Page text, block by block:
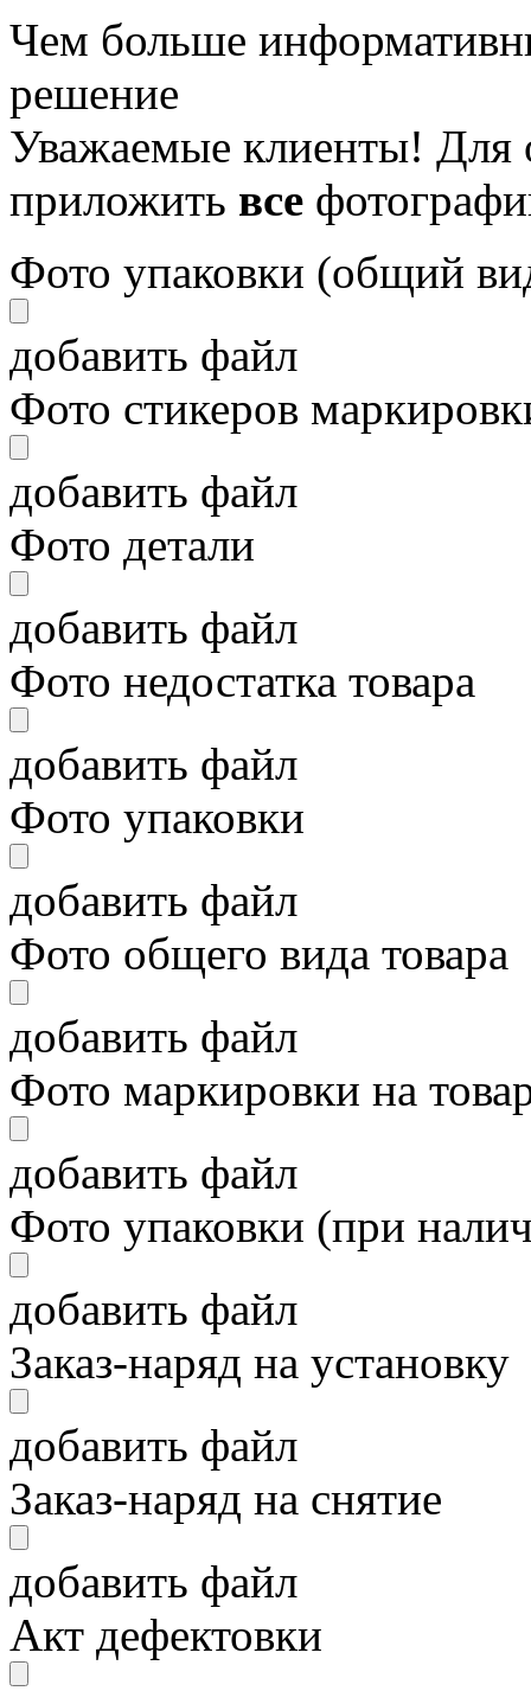
Чем больше
решение
Уважаемые клиенты! Для
приложить все
Фото упаковки (общий
добавить файл
Фото стикеров
добавить файл
Фото детали
добавить файл
Фото недостатка товара
добавить файл
Фото упаковки
добавить файл
Фото общего вида товара
добавить файл
Фото маркировки на
добавить файл
Фото упаковки (при
добавить файл
Заказ-наряд на установку
добавить файл
Заказ-наряд на снятие
добавить файл
Акт дефектовки